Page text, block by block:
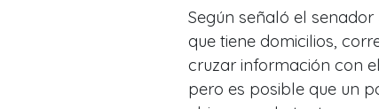
Según señaló el senador
que tiene domicilios,
cruzar información con
pero es posible que un